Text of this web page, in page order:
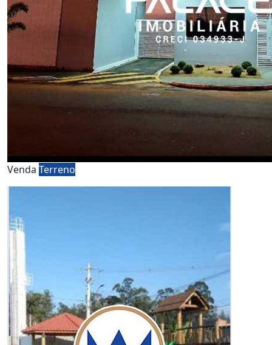
Venda Terreno